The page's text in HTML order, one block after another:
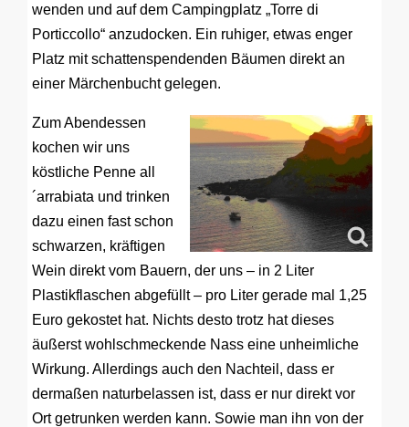
wenden und auf dem Campingplatz „Torre di
Porticcollo“ anzudocken. Ein ruhiger, etwas enger
Platz mit schattenspendenden Bäumen direkt an
einer Märchenbucht gelegen.
Zum Abendessen
kochen wir uns
köstliche Penne all
´arrabiata und trinken
dazu einen fast schon
schwarzen, kräftigen
Wein direkt vom Bauern, der uns – in 2 Liter
Plastikflaschen abgefüllt – pro Liter gerade mal 1,25
Euro gekostet hat. Nichts desto trotz hat dieses
äußerst wohlschmeckende Nass eine unheimliche
Wirkung. Allerdings auch den Nachteil, dass er
dermaßen naturbelassen ist, dass er nur direkt vor
Ort getrunken werden kann. Sowie man ihn von der